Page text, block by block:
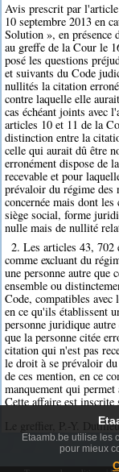
Avis prescrit par
10 septembre 2013 en
Solution », en présence
au greffe de la Cour le
posé les questions
et suivants du Code
nullités la citation
contre laquelle elle
cas échéant joints avec
articles 10 et 11 de la
distinction entre la
celle qui aurait dû être
erronément dispose de
recevable et pour
prévaloir du régime des
concernée mais dont
siège social, forme
nulle mais de nullité
2. Les articles 43, 702
comme excluant du
une personne autre
ensemble ou
Code, compatibles
en ce qu'ils établissent
personne juridique
que la personne citée
citation qui n'est pas
le droit à se prévaloir
de ces mention, en ce
manquement qui
Cette affaire est inscrite
Le greffier, P.-Y.
Etaamb.be utilise les
pour mieux